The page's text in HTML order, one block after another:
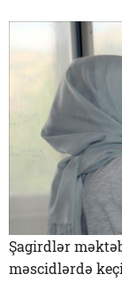
Şagirdlər
məscidlərdə